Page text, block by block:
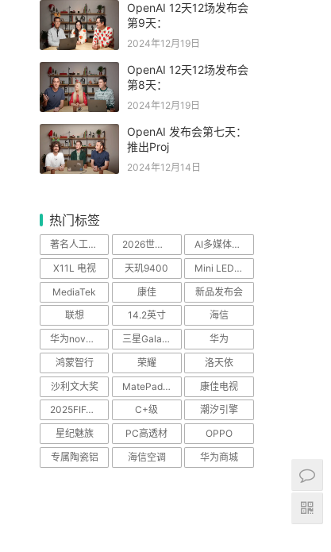
OpenAI 12天12场发布会
第9天：
2024年12月19日
OpenAI 12天12场发布会
第8天：
2024年12月19日
OpenAI 发布会第七天：
推出Proj
2024年12月14日
热门标签
著名人工智能科学 2026世界杯
AI多媒体中心
X11L 电视
天玑9400
Mini LED电视
MediaTek
康佳
新品发布会
联想
14.2英寸
海信
华为nova Flip
三星Galaxy S25 Edge
华为
鸿蒙智行
荣耀
洛天依
沙利文大奖
MatePad Pro
康佳电视
2025FIFA世俱杯
C+级
潮汐引擎
星纪魅族
PC高透材
OPPO
专属陶瓷铝
海信空调 华为商城